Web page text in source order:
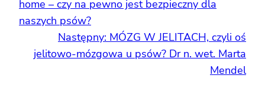
home – czy na pewno jest bezpieczny dla
naszych psów?
Następny: MÓZG W JELITACH, czyli oś
jelitowo-mózgowa u psów? Dr n. wet. Marta
Mendel